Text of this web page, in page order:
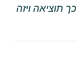
ויזה